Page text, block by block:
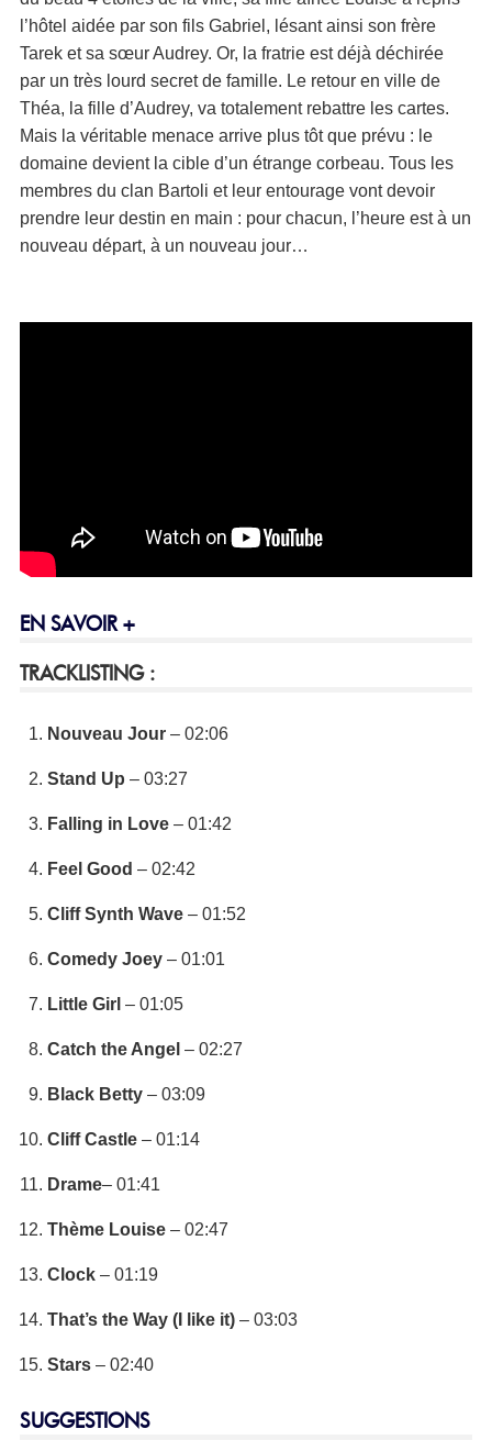
l’hôtel aidée par son fils Gabriel, lésant ainsi son frère
Tarek et sa sœur Audrey. Or, la fratrie est déjà déchirée
par un très lourd secret de famille. Le retour en ville de
Théa, la fille d’Audrey, va totalement rebattre les cartes.
Mais la véritable menace arrive plus tôt que prévu : le
domaine devient la cible d’un étrange corbeau. Tous les
membres du clan Bartoli et leur entourage vont devoir
prendre leur destin en main : pour chacun, l’heure est à un
nouveau départ, à un nouveau jour…
EN SAVOIR +
TRACKLISTING :
Nouveau Jour– 02:06
Stand Up – 03:27
Falling in Love– 01:42
Feel Good – 02:42
Cliff Synth Wave– 01:52
Comedy Joey – 01:01
Little Girl – 01:05
Catch the Angel – 02:27
Black Betty– 03:09
Cliff Castle– 01:14
Drame– 01:41
Thème Louise– 02:47
Clock– 01:19
That’s the Way (I like it)– 03:03
Stars– 02:40
SUGGESTIONS